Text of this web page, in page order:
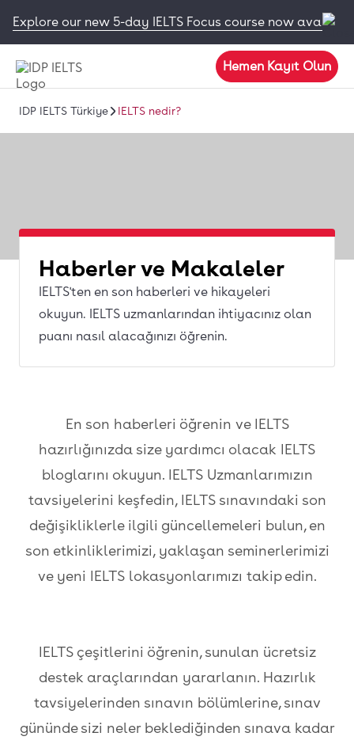
Explore our new 5-day IELTS Focus course now
Hemen Kayıt Olun
IDP IELTS Türkiye IELTS nedir?
Haberler ve Makaleler
IELTS'ten en son haberleri ve hikayeleri
okuyun. IELTS uzmanlarından ihtiyacınız olan
puanı nasıl alacağınızı öğrenin.
En son haberleri öğrenin ve IELTS
hazırlığınızda size yardımcı olacak IELTS
bloglarını okuyun. IELTS Uzmanlarımızın
tavsiyelerini keşfedin, IELTS sınavındaki son
değişikliklerle ilgili güncellemeleri bulun, en
son etkinliklerimizi, yaklaşan seminerlerimizi
ve yeni IELTS lokasyonlarımızı takip edin.
IELTS çeşitlerini öğrenin, sunulan ücretsiz
destek araçlarından yararlanın. Hazırlık
tavsiyelerinden sınavın bölümlerine, sınav
gününde sizi neler beklediğinden sınava kadar